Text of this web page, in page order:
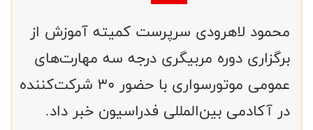
محمود لاهرودی سرپرست کمیته آموزش از
برگزاری دوره مربیگری درجه سه مهارت‌های
عمومی موتورسواری با حضور ۳۰ شرکت‌کننده
در آکادمی بین‌المللی فدراسیون خبر داد.